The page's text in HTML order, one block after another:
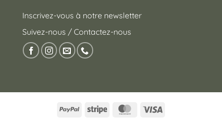
Inscrivez-vous à notre newsletter
Suivez-nous / Contactez-nous
PayPal Stripe MasterCard
Visa